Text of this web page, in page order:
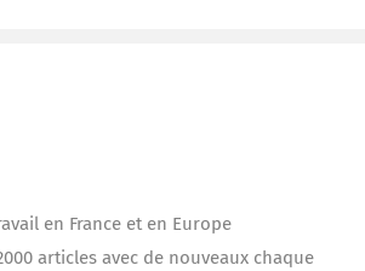
en France et en Europe
articles avec de nouveaux chaque